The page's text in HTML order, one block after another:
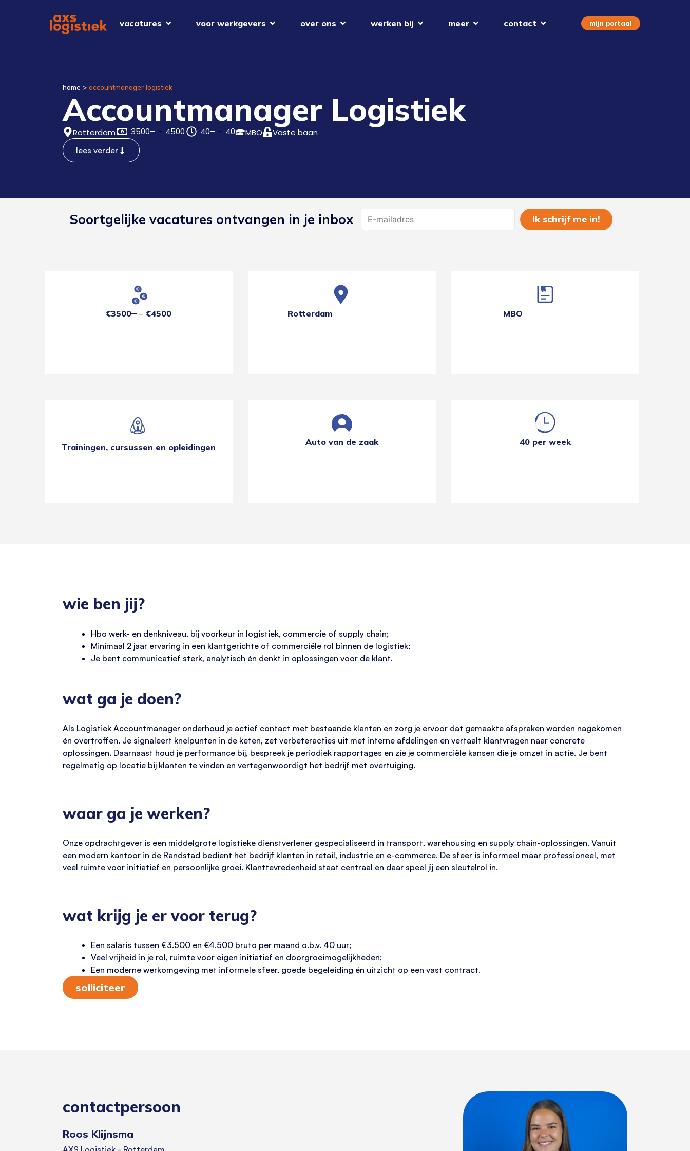
vacatures voor werkgevers over ons werken bij meer contact mijn portaal
home > accountmanager logistiek
Accountmanager Logistiek
Rotterdam 3500 4500 40 40 MBO Vaste baan
lees verder
Soortgelijke vacatures ontvangen in je inbox
€3500 €4500 Rotterdam MBO
Trainingen, cursussen en opleidingen Auto van de zaak 40 per week
wie ben jij?
Hbo werk- en denkniveau, bij voorkeur in logistiek, commercie of supply chain;
Minimaal 2 jaar ervaring in een klantgerichte of commerciële rol binnen de logistiek;
Je bent communicatief sterk, analytisch én denkt in oplossingen voor de klant.
wat ga je doen?
Als Logistiek Accountmanager onderhoud je actief contact met bestaande klanten en zorg je ervoor dat gemaakte afspraken worden nagekomen
én overtroffen. Je signaleert knelpunten in de keten, zet verbeteracties uit met interne afdelingen en vertaalt klantvragen naar concrete
oplossingen. Daarnaast houd je performance bij, bespreek je periodiek rapportages en zie je commerciële kansen die je omzet in actie. Je bent
regelmatig op locatie bij klanten te vinden en vertegenwoordigt het bedrijf met overtuiging.
waar ga je werken?
Onze opdrachtgever is een middelgrote logistieke dienstverlener gespecialiseerd in transport, warehousing en supply chain-oplossingen. Vanuit
een modern kantoor in de Randstad bedient het bedrijf klanten in retail, industrie en e-commerce. De sfeer is informeel maar professioneel, met
veel ruimte voor initiatief en persoonlijke groei. Klanttevredenheid staat centraal en daar speel jij een sleutelrol in.
wat krijg je er voor terug?
Een salaris tussen €3.500 en €4.500 bruto per maand o.b.v. 40 uur;
Veel vrijheid in je rol, ruimte voor eigen initiatief en doorgroeimogelijkheden;
Een moderne werkomgeving met informele sfeer, goede begeleiding én uitzicht op een vast contract.
solliciteer
contactpersoon
Roos Klijnsma